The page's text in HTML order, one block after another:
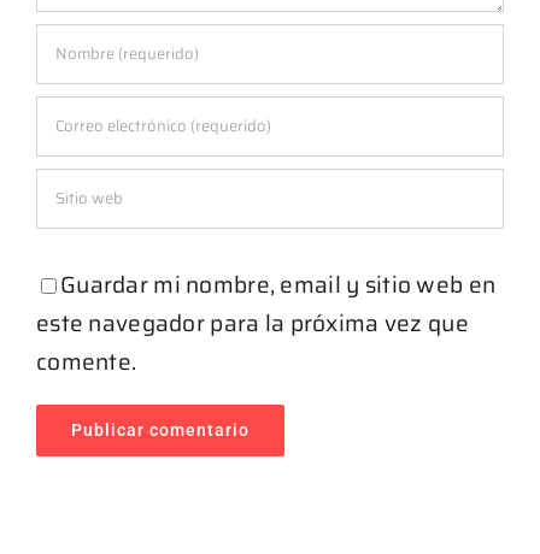
Guardar mi nombre, email y sitio web en
este navegador para la próxima vez que
comente.